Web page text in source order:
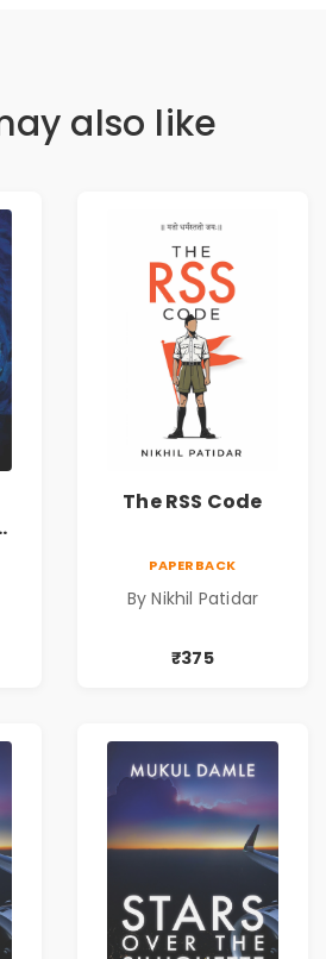
also like
The RSS Code
PAPERBACK
By Nikhil Patidar
₹375